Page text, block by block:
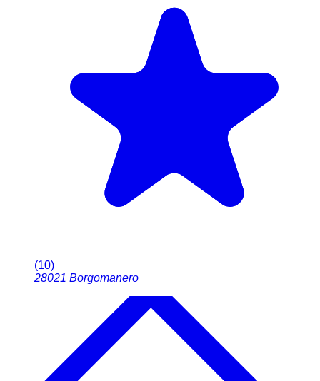
(10)
28021 Borgomanero